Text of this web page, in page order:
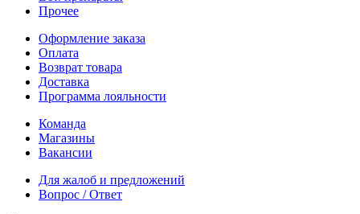
Прочее
Оформление заказа
Оплата
Возврат товара
Доставка
Программа лояльности
Команда
Магазины
Вакансии
Для жалоб и предложений
Вопрос / Ответ